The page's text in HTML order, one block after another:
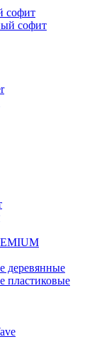
софит
софит
деревянные
пластиковые